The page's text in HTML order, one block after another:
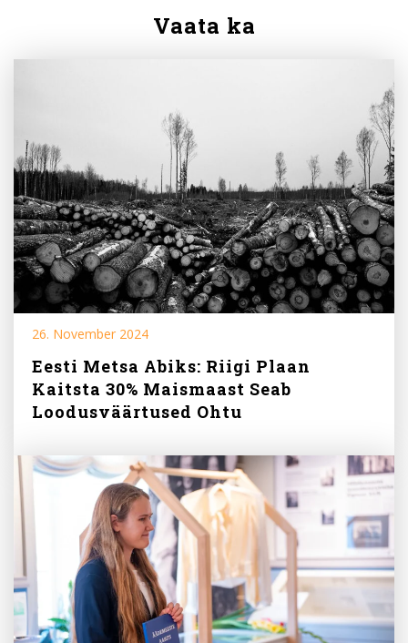
Vaata ka
26. November 2024
Eesti Metsa Abiks: Riigi Plaan
Kaitsta 30% Maismaast Seab
Loodusväärtused Ohtu